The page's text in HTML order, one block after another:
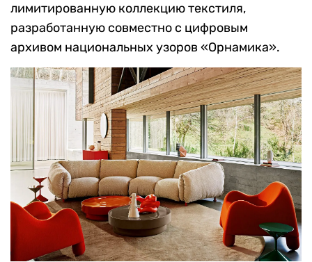
лимитированную коллекцию текстиля,
разработанную совместно с цифровым
архивом национальных узоров «Орнамика».